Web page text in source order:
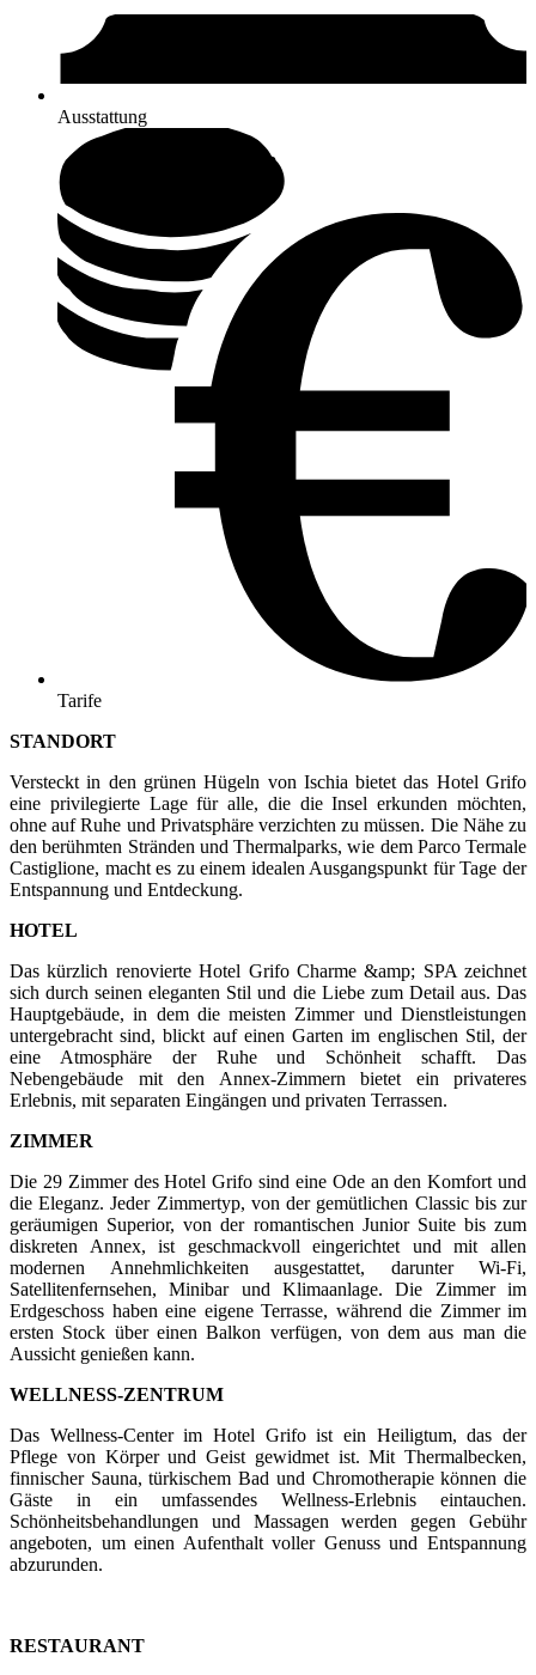
Ausstattung
Tarife
STANDORT
Versteckt in den grünen Hügeln von Ischia bietet das Hotel Grifo
eine privilegierte Lage für alle, die die Insel erkunden möchten,
ohne auf Ruhe und Privatsphäre verzichten zu müssen. Die Nähe zu
den berühmten Stränden und Thermalparks, wie dem Parco Termale
Castiglione, macht es zu einem idealen Ausgangspunkt für Tage der
Entspannung und Entdeckung.
HOTEL
Das kürzlich renovierte Hotel Grifo Charme &amp; SPA zeichnet
sich durch seinen eleganten Stil und die Liebe zum Detail aus. Das
Hauptgebäude, in dem die meisten Zimmer und Dienstleistungen
untergebracht sind, blickt auf einen Garten im englischen Stil, der
eine Atmosphäre der Ruhe und Schönheit schafft. Das
Nebengebäude mit den Annex-Zimmern bietet ein privateres
Erlebnis, mit separaten Eingängen und privaten Terrassen.
ZIMMER
Die 29 Zimmer des Hotel Grifo sind eine Ode an den Komfort und
die Eleganz. Jeder Zimmertyp, von der gemütlichen Classic bis zur
geräumigen Superior, von der romantischen Junior Suite bis zum
diskreten Annex, ist geschmackvoll eingerichtet und mit allen
modernen Annehmlichkeiten ausgestattet, darunter Wi-Fi,
Satellitenfernsehen, Minibar und Klimaanlage. Die Zimmer im
Erdgeschoss haben eine eigene Terrasse, während die Zimmer im
ersten Stock über einen Balkon verfügen, von dem aus man die
Aussicht genießen kann.
WELLNESS-ZENTRUM
Das Wellness-Center im Hotel Grifo ist ein Heiligtum, das der
Pflege von Körper und Geist gewidmet ist. Mit Thermalbecken,
finnischer Sauna, türkischem Bad und Chromotherapie können die
Gäste in ein umfassendes Wellness-Erlebnis eintauchen.
Schönheitsbehandlungen und Massagen werden gegen Gebühr
angeboten, um einen Aufenthalt voller Genuss und Entspannung
abzurunden.
RESTAURANT